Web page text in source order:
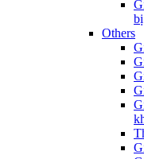
bị
Others